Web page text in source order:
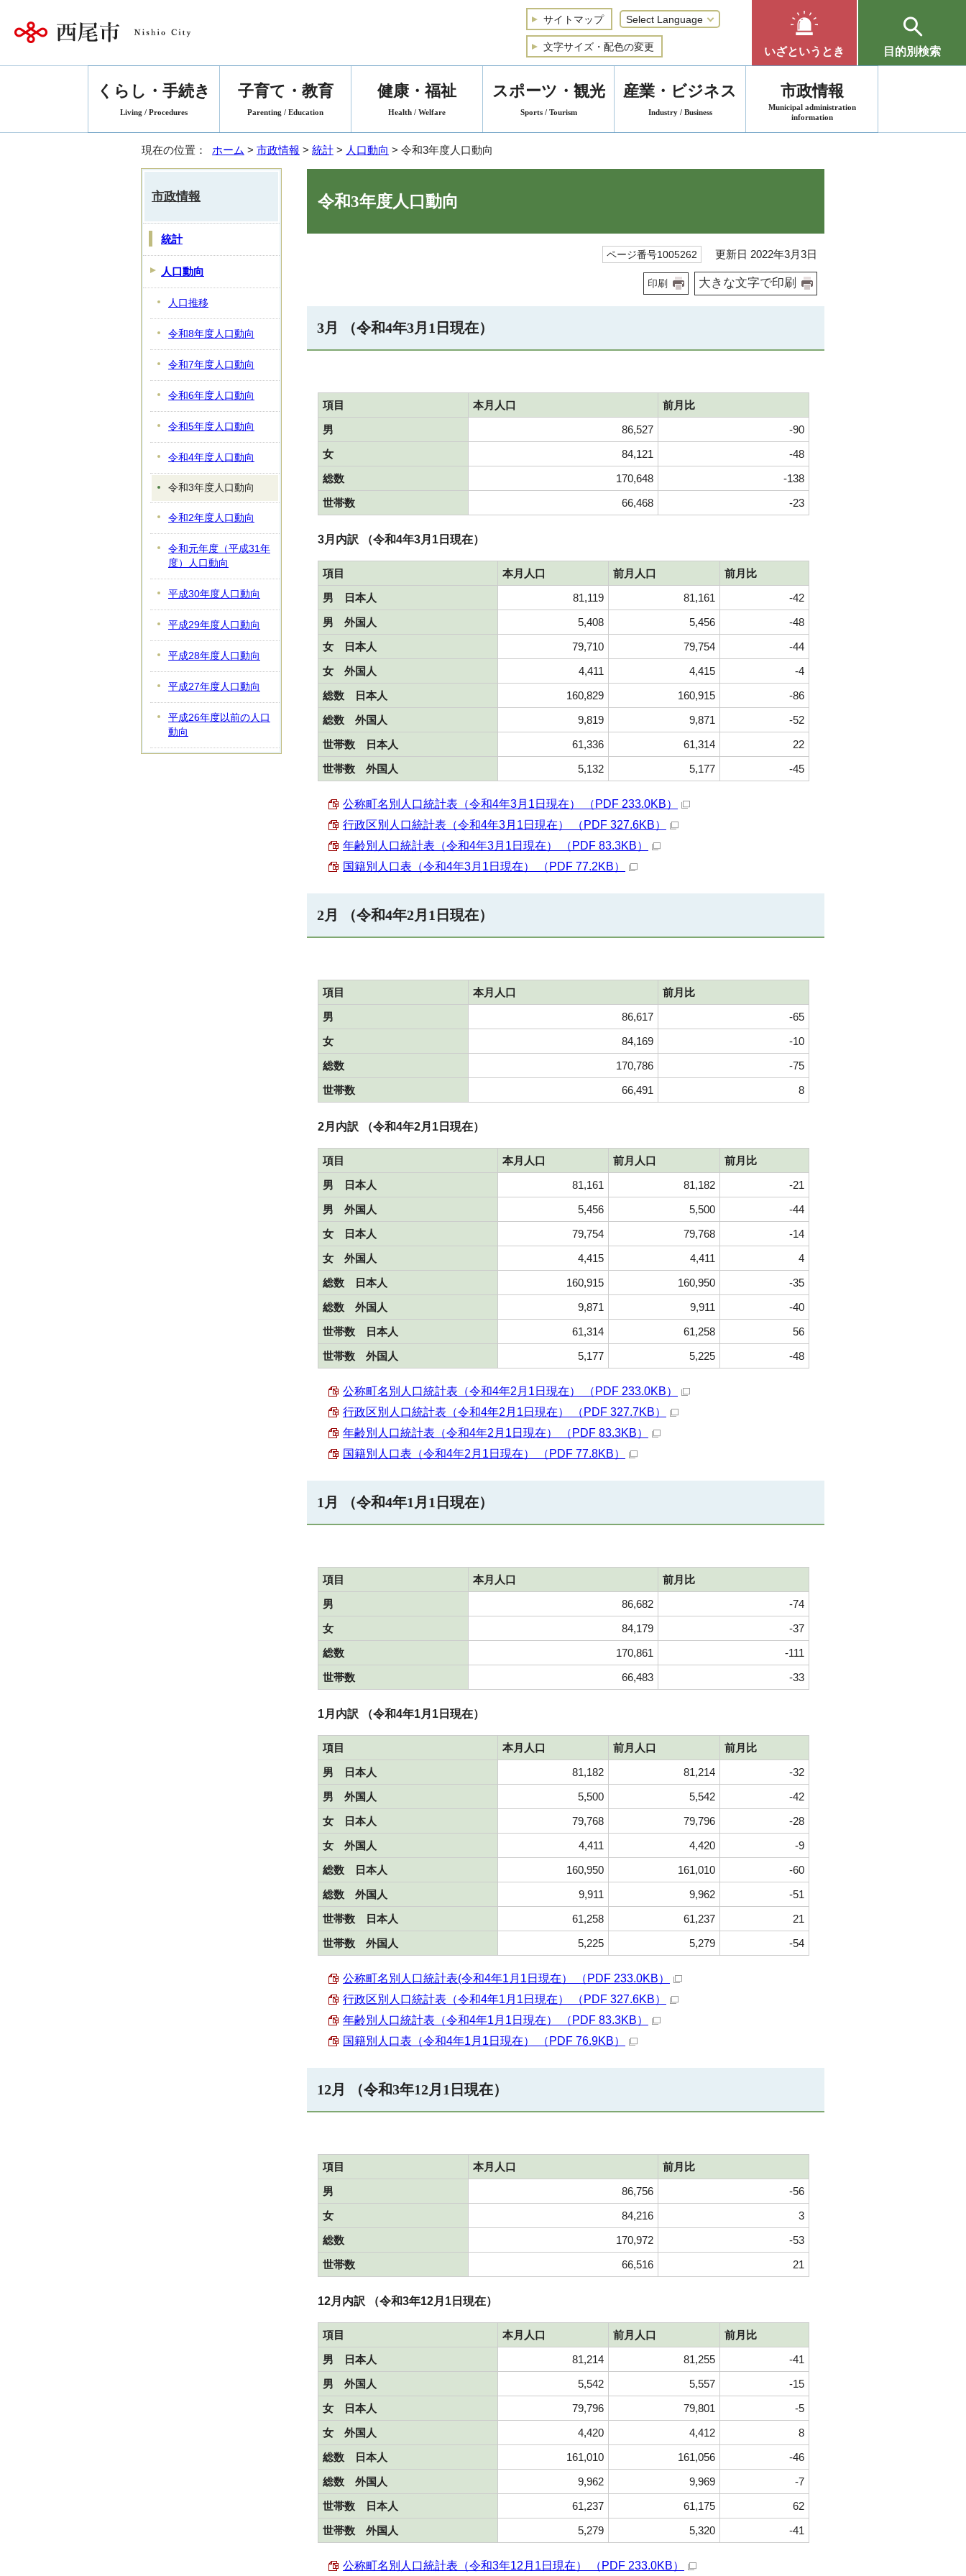
サイトマップ
文字サイズ・配色の変更 いざというとき 目的別検索
くらし・手続き
Living / Procedures
子育て・教育
Parenting / Education
健康・福祉
Health / Welfare
スポーツ・観光
Sports / Tourism
産業・ビジネス
Industry / Business
市政情報
Municipal administration
information
現在の位置： ホーム > 市政情報 > 統計 > 人口動向 > 令和3年度人口動向
令和3年度人口動向
ページ番号1005262 更新日 2022年3月3日
印刷 大きな文字で印刷
3月 （令和4年3月1日現在）
項目 本月人口
前月比
男
86,527
-90
女
84,121
-48
総数
170,648
-138
世帯数
66,468 -23
3月内訳 （令和4年3月1日現在）
項目 本月人口 前月人口
前月比
男 日本人
81,119 81,161
-42
男 外国人
5,408 5,456
-48
女 日本人
79,710 79,754
-44
女 外国人
4,411 4,415
-4
総数 日本人
160,829 160,915
-86
総数 外国人
9,819 9,871
-52
世帯数 日本人
61,336 61,314
22
世帯数 外国人
5,132 5,177 -45
公称町名別人口統計表（令和4年3月1日現在） （PDF 233.0KB）
行政区別人口統計表（令和4年3月1日現在） （PDF 327.6KB）
年齢別人口統計表（令和4年3月1日現在） （PDF 83.3KB）
国籍別人口表（令和4年3月1日現在） （PDF 77.2KB）
2月 （令和4年2月1日現在）
項目 本月人口
前月比
男
86,617
-65
女
84,169
-10
総数
170,786
-75
世帯数
66,491 8
2月内訳 （令和4年2月1日現在）
項目 本月人口 前月人口
前月比
男 日本人
81,161 81,182
-21
男 外国人
5,456 5,500
-44
女 日本人
79,754 79,768
-14
女 外国人
4,415 4,411
4
総数 日本人
160,915 160,950
-35
総数 外国人
9,871 9,911
-40
世帯数 日本人
61,314 61,258
56
世帯数 外国人
5,177 5,225 -48
公称町名別人口統計表（令和4年2月1日現在） （PDF 233.0KB）
行政区別人口統計表（令和4年2月1日現在） （PDF 327.7KB）
年齢別人口統計表（令和4年2月1日現在） （PDF 83.3KB）
国籍別人口表（令和4年2月1日現在） （PDF 77.8KB）
1月 （令和4年1月1日現在）
項目 本月人口
前月比
男
86,682
-74
女
84,179
-37
総数
170,861
-111
世帯数
66,483 -33
1月内訳 （令和4年1月1日現在）
項目 本月人口 前月人口
前月比
男 日本人
81,182 81,214
-32
男 外国人
5,500 5,542
-42
女 日本人
79,768 79,796
-28
女 外国人
4,411 4,420
-9
総数 日本人
160,950 161,010
-60
総数 外国人
9,911 9,962
-51
世帯数 日本人
61,258 61,237
21
世帯数 外国人
5,225 5,279 -54
公称町名別人口統計表(令和4年1月1日現在） （PDF 233.0KB）
行政区別人口統計表（令和4年1月1日現在） （PDF 327.6KB）
年齢別人口統計表（令和4年1月1日現在） （PDF 83.3KB）
国籍別人口表（令和4年1月1日現在） （PDF 76.9KB）
12月 （令和3年12月1日現在）
項目 本月人口
前月比
男
86,756
-56
女
84,216
3
総数
170,972
-53
世帯数
66,516 21
12月内訳 （令和3年12月1日現在）
項目 本月人口 前月人口
前月比
男 日本人
81,214 81,255
-41
男 外国人
5,542 5,557
-15
女 日本人
79,796 79,801
-5
女 外国人
4,420 4,412
8
総数 日本人
161,010 161,056
-46
総数 外国人
9,962 9,969
-7
世帯数 日本人
61,237 61,175
62
世帯数 外国人
5,279 5,320 -41
公称町名別人口統計表（令和3年12月1日現在） （PDF 233.0KB）
市政情報
統計
人口動向
人口推移
令和8年度人口動向
令和7年度人口動向
令和6年度人口動向
令和5年度人口動向
令和4年度人口動向
令和3年度人口動向
令和2年度人口動向
令和元年度（平成31年
度）人口動向
平成30年度人口動向
平成29年度人口動向
平成28年度人口動向
平成27年度人口動向
平成26年度以前の人口
動向